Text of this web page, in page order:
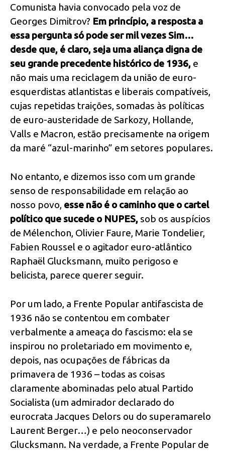
Comunista havia convocado pela voz de
Georges Dimitrov? Em princípio, a resposta a
essa pergunta só pode ser mil vezes Sim…
desde que, é claro, seja uma aliança digna de
seu grande precedente histórico de 1936, e
não mais uma reciclagem da união de euro-
esquerdistas atlantistas e liberais compatíveis,
cujas repetidas traições, somadas às políticas
de euro-austeridade de Sarkozy, Hollande,
Valls e Macron, estão precisamente na origem
da maré “azul-marinho” em setores populares.
No entanto, e dizemos isso com um grande
senso de responsabilidade em relação ao
nosso povo, esse não é o caminho que o cartel
político que sucede o NUPES, sob os auspícios
de Mélenchon, Olivier Faure, Marie Tondelier,
Fabien Roussel e o agitador euro-atlântico
Raphaël Glucksmann, muito perigoso e
belicista, parece querer seguir.
Por um lado, a Frente Popular antifascista de
1936 não se contentou em combater
verbalmente a ameaça do fascismo: ela se
inspirou no proletariado em movimento e,
depois, nas ocupações de fábricas da
primavera de 1936 – todas as coisas
claramente abominadas pelo atual Partido
Socialista (um admirador declarado do
eurocrata Jacques Delors ou do superamarelo
Laurent Berger…) e pelo neoconservador
Glucksmann. Na verdade, a Frente Popular de